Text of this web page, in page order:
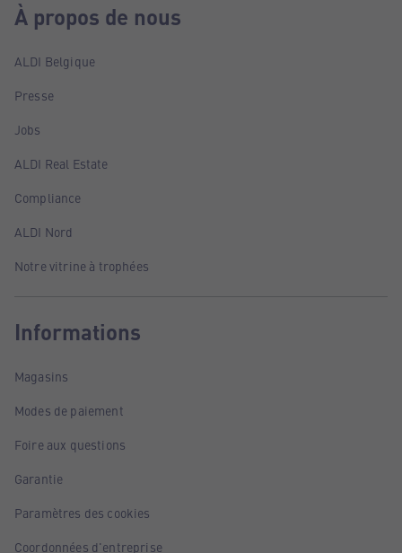
À propos de nous
ALDI Belgique
Presse
Jobs
ALDI Real Estate
Compliance
ALDI Nord
Notre vitrine à trophées
Informations
Magasins
Modes de paiement
Foire aux questions
Garantie
Paramètres des cookies
Coordonnées d'entreprise